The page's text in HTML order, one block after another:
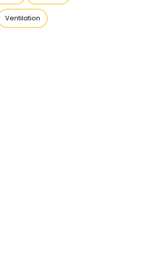
Ventilation